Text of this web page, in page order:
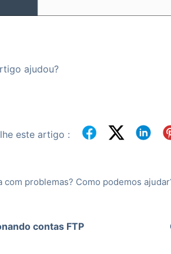
ajudou?
este artigo :
com problemas? Como podemos
contas FTP